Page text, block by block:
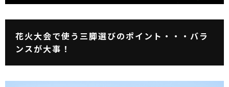
花火大会で使う三脚選びのポイント・・・バラ
ンスが大事！